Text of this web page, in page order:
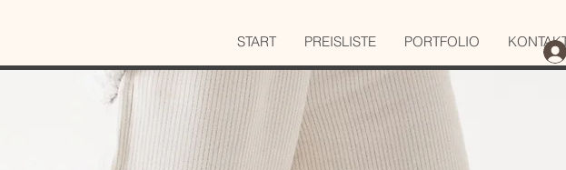
START PREISLISTE PORTFOLIO